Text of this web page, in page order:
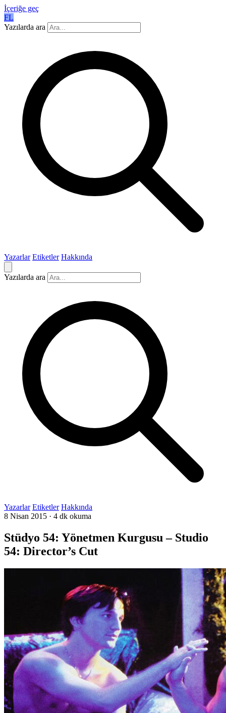
İçeriğe geç
FL
Yazılarda ara
Yazarlar Etiketler Hakkında
Yazılarda ara
Yazarlar Etiketler Hakkında
8 Nisan 2015 · 4 dk okuma
Stüdyo 54: Yönetmen Kurgusu – Studio
54: Director’s Cut